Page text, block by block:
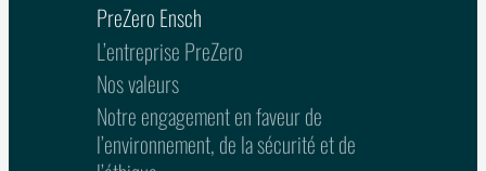
PreZero Ensch
L’entreprise PreZero
Nos valeurs
Notre engagement en faveur de
l’environnement, de la sécurité et de